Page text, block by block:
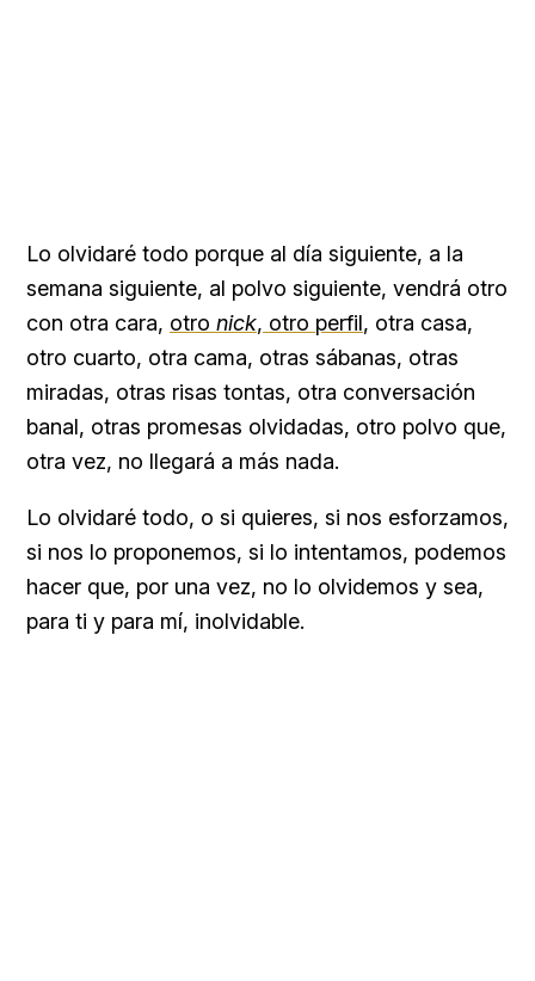
Lo olvidaré todo porque al día siguiente, a la
semana siguiente, al polvo siguiente, vendrá otro
con otra cara, otro nick, otro perfil, otra casa,
otro cuarto, otra cama, otras sábanas, otras
miradas, otras risas tontas, otra conversación
banal, otras promesas olvidadas, otro polvo que,
otra vez, no llegará a más nada.
Lo olvidaré todo, o si quieres, si nos esforzamos,
si nos lo proponemos, si lo intentamos, podemos
hacer que, por una vez, no lo olvidemos y sea,
para ti y para mí, inolvidable.